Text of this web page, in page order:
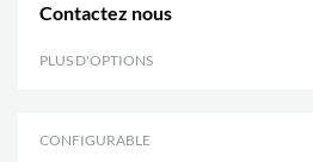
Contactez nous
PLUS D'OPTIONS
CONFIGURABLE